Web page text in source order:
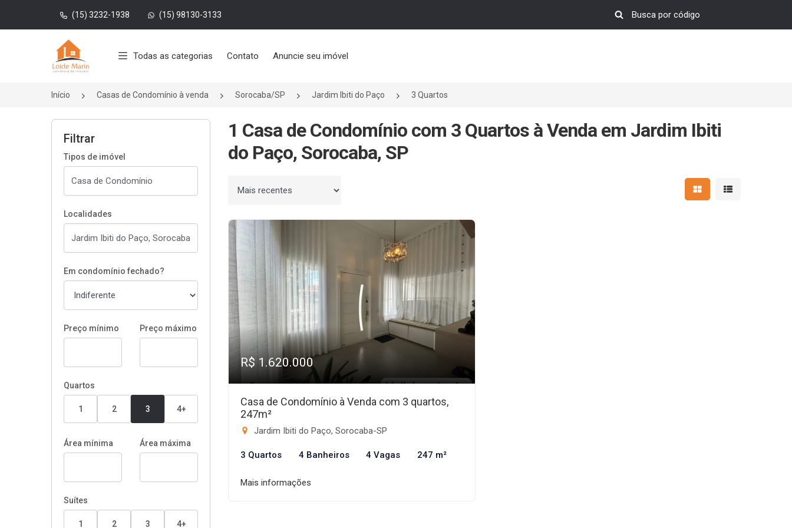
(15) 3232-1938 (15) 98130-3133
Página inicial
Todas as categorias Contato Anuncie seu imóvel
Início Casas de Condomínio à venda Sorocaba/SP Jardim Ibiti do Paço 3 Quartos
Filtrar
Tipos de imóvel
Localidades
Em condomínio fechado?
Preço mínimo Preço máximo
Quartos
1 2 3 4+
Área mínima Área máxima
Suítes
1 2 3 4+
1 Casa de Condomínio com 3 Quartos à Venda em Jardim Ibiti
do Paço, Sorocaba, SP
Ordenar por Mostrar resultados em
Mostrar
R$ 1.620.000
Casa de Condomínio à Venda com 3 quartos,
247m²
Jardim Ibiti do Paço, Sorocaba-SP
3 Quartos 4 Banheiros 4 Vagas 247 m²
Mais informações